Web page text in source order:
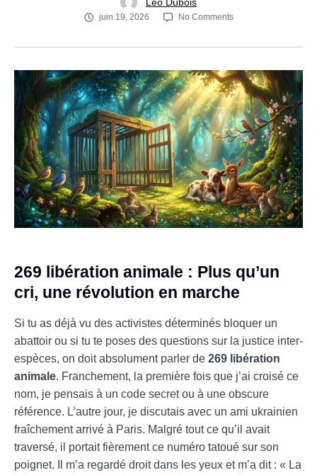
juin 19, 2026 No Comments
269 libération animale : Plus qu’un
cri, une révolution en marche
Si tu as déjà vu des activistes déterminés bloquer un
abattoir ou si tu te poses des questions sur la justice inter-
espèces, on doit absolument parler de 269 libération
animale. Franchement, la première fois que j’ai croisé ce
nom, je pensais à un code secret ou à une obscure
référence. L’autre jour, je discutais avec un ami ukrainien
fraîchement arrivé à Paris. Malgré tout ce qu’il avait
traversé, il portait fièrement ce numéro tatoué sur son
poignet. Il m’a regardé droit dans les yeux et m’a dit : « La